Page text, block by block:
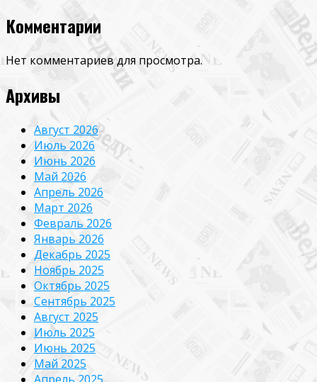
Комментарии
Нет комментариев для просмотра.
Архивы
Август 2026
Июль 2026
Июнь 2026
Май 2026
Апрель 2026
Март 2026
Февраль 2026
Январь 2026
Декабрь 2025
Ноябрь 2025
Октябрь 2025
Сентябрь 2025
Август 2025
Июль 2025
Июнь 2025
Май 2025